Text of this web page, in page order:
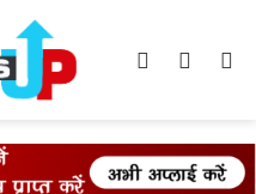
Switch
Log